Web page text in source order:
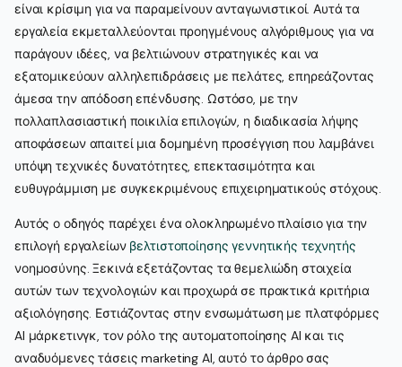
είναι κρίσιμη για να παραμείνουν ανταγωνιστικοί. Αυτά τα
εργαλεία εκμεταλλεύονται προηγμένους αλγόριθμους για να
παράγουν ιδέες, να βελτιώνουν στρατηγικές και να
εξατομικεύουν αλληλεπιδράσεις με πελάτες, επηρεάζοντας
άμεσα την απόδοση επένδυσης. Ωστόσο, με την
πολλαπλασιαστική ποικιλία επιλογών, η διαδικασία λήψης
αποφάσεων απαιτεί μια δομημένη προσέγγιση που λαμβάνει
υπόψη τεχνικές δυνατότητες, επεκτασιμότητα και
ευθυγράμμιση με συγκεκριμένους επιχειρηματικούς στόχους.
Αυτός ο οδηγός παρέχει ένα ολοκληρωμένο πλαίσιο για την
επιλογή εργαλείων βελτιστοποίησης γεννητικής τεχνητής
νοημοσύνης. Ξεκινά εξετάζοντας τα θεμελιώδη στοιχεία
αυτών των τεχνολογιών και προχωρά σε πρακτικά κριτήρια
αξιολόγησης. Εστιάζοντας στην ενσωμάτωση με πλατφόρμες
AI μάρκετινγκ, τον ρόλο της αυτοματοποίησης AI και τις
αναδυόμενες τάσεις marketing AI, αυτό το άρθρο σας